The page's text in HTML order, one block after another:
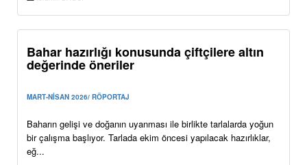
Bakanlığımızın 40 yıllık yayın mirası, Ulusal
Dergi Günleri’ndeyd...